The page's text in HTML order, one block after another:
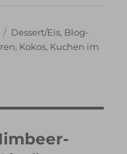
Kategorien
Dessert/Eis, Blog-
, Kokos, Kuchen im